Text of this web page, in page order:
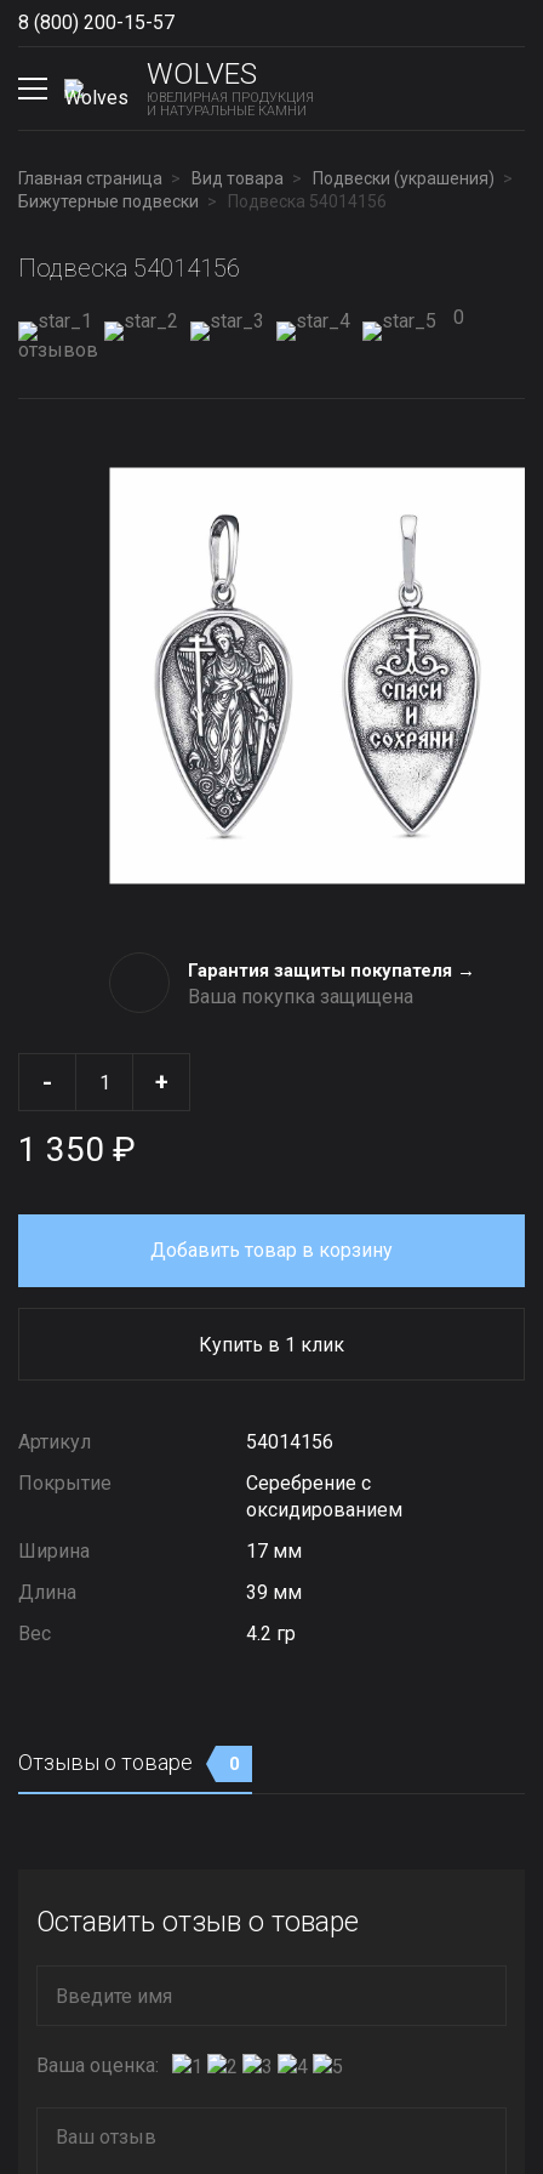
8 (800) 200-15-57
WOLVES
ЮВЕЛИРНАЯ ПРОДУКЦИЯ
И НАТУРАЛЬНЫЕ КАМНИ
Главная страница Вид товара
Подвески (украшения)
Бижутерные подвески
Подвеска 54014156
Подвеска 54014156
0
отзывов
Гарантия защиты покупателя →
Ваша покупка защищена
- +
1 350 ₽
Добавить товар в корзину
Купить в 1 клик
Артикул
54014156
Покрытие
Серебрение с
оксидированием
Ширина
17 мм
Длина
39 мм
Вес
4.2 гр
Отзывы о товаре 0
Оставить отзыв о товаре
Ваша оценка: